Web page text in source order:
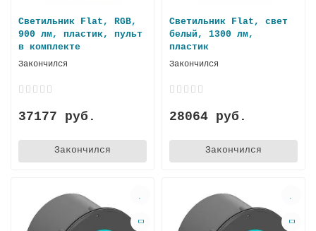
Светильник Flat, RGB,
900 лм, пластик, пульт
в комплекте
Закончился
37177 руб.
Закончился
Светильник Flat, свет
белый, 1300 лм,
пластик
Закончился
28064 руб.
Закончился